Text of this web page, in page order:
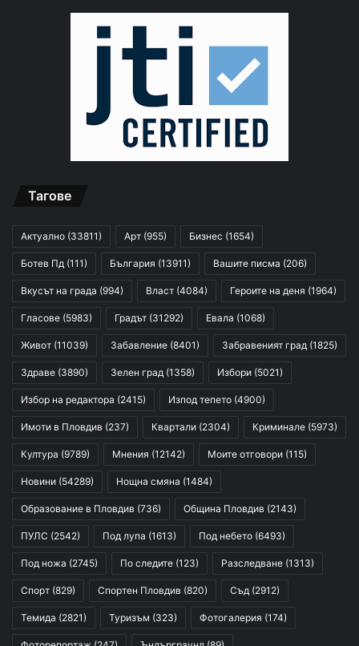
Тагове
Актуално (33811) Арт (955) Бизнес (1654)
Ботев Пд (111) България (13911) Вашите писма (206)
Вкусът на града (994) Власт (4084) Героите на деня (1964)
Гласове (5983) Градът (31292) Евала (1068)
Живот (11039) Забавление (8401) Забравеният град (1825)
Здраве (3890) Зелен град (1358) Избори (5021)
Избор на редактора (2415) Изпод тепето (4900)
Имоти в Пловдив (237) Квартали (2304) Криминале (5973)
Култура (9789) Мнения (12142) Моите отговори (115)
Новини (54289) Нощна смяна (1484)
Образование в Пловдив (736) Община Пловдив (2143)
ПУЛС (2542) Под лупа (1613) Под небето (6493)
Под ножа (2745) По следите (123) Разследване (1313)
Спорт (829) Спортен Пловдив (820) Съд (2912)
Темида (2821) Туризъм (323) Фотогалерия (174)